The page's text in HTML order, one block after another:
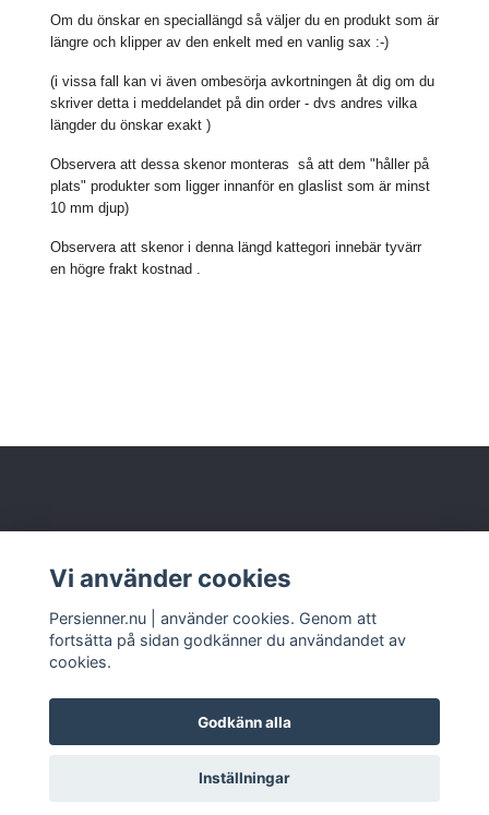
Om du önskar en speciallängd så väljer du en produkt som är
längre och klipper av den enkelt med en vanlig sax :-)
(i vissa fall kan vi även ombesörja avkortningen åt dig om du
skriver detta i meddelandet på din order - dvs andres vilka
längder du önskar exakt )
Observera att dessa skenor monteras så att dem "håller på
plats" produkter som ligger innanför en glaslist som är minst
10 mm djup)
Observera att skenor i denna längd kattegori innebär tyvärr
en högre frakt kostnad .
Kundtjänst
© 2026 www.persienner.nu
Vi använder cookies
Persienner.nu | använder cookies. Genom att
fortsätta på sidan godkänner du användandet av
cookies.
Godkänn alla
Inställningar